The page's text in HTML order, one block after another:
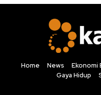
Home News Ekonomi
Gaya Hidup